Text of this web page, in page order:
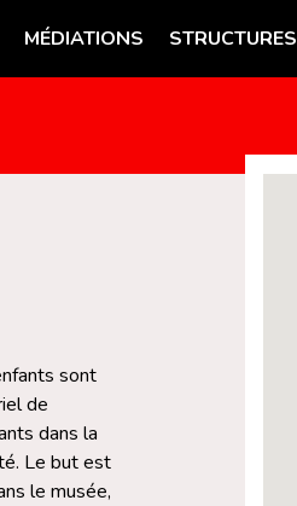
MÉDIATIONS STRUCTURES
sont
de
dans la
Le but est
le musée,